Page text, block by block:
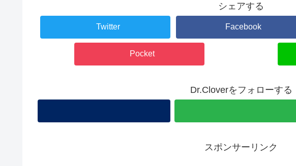
シェアする
Twitter Facebook
Pocket
Dr.Cloverをフォローする
スポンサーリンク